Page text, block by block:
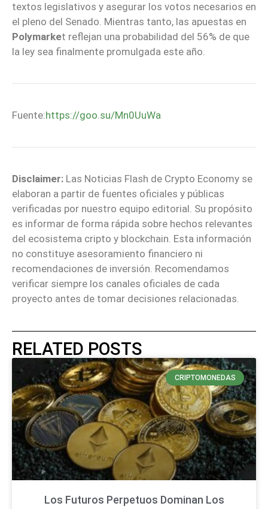
textos legislativos y asegurar los votos necesarios en
el pleno del Senado. Mientras tanto, las apuestas en
Polymarket reflejan una probabilidad del 56% de que
la ley sea finalmente promulgada este año.
Fuente:https://goo.su/Mn0UuWa
Disclaimer: Las Noticias Flash de Crypto Economy se
elaboran a partir de fuentes oficiales y públicas
verificadas por nuestro equipo editorial. Su propósito
es informar de forma rápida sobre hechos relevantes
del ecosistema cripto y blockchain. Esta información
no constituye asesoramiento financiero ni
recomendaciones de inversión. Recomendamos
verificar siempre los canales oficiales de cada
proyecto antes de tomar decisiones relacionadas.
RELATED POSTS
CRIPTOMONEDAS
Los Futuros Perpetuos Dominan Los